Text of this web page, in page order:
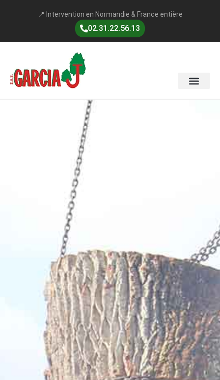
📍 Intervention en Normandie & France entière
02.31.22.56.13